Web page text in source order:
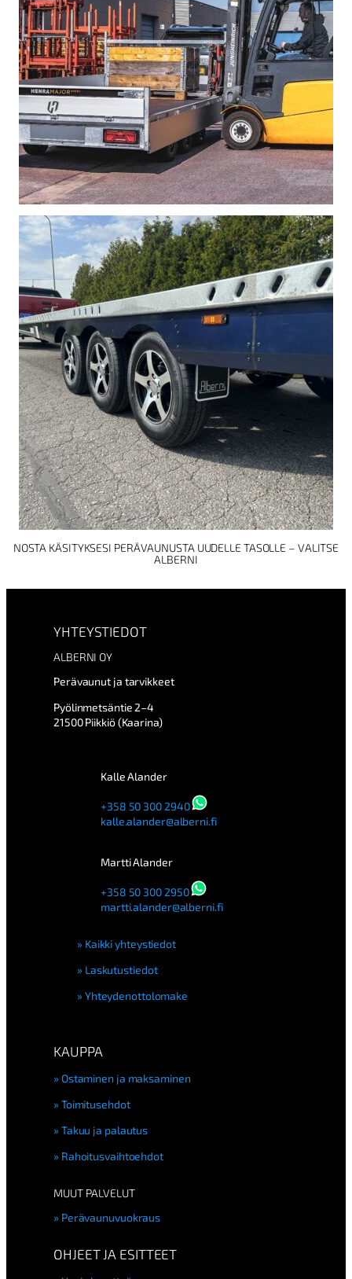
NOSTA KÄSITYKSESI PERÄVAUNUSTA UUDELLE TASOLLE – VALITSE
ALBERNI
YHTEYSTIEDOT
ALBERNI OY
Perävaunut ja tarvikkeet
Pyölinmetsäntie 2–4
21500 Piikkiö (Kaarina)
Kalle Alander
+358 50 300 2940
kalle.alander@alberni.fi
Martti Alander
+358 50 300 2950
martti.alander@alberni.fi
Kaikki yhteystiedot
Laskutustiedot
Yhteydenottolomake
KAUPPA
Ostaminen ja maksaminen
Toimitusehdot
Takuu ja palautus
Rahoitusvaihtoehdot
MUUT PALVELUT
Perävaunuvuokraus
OHJEET JA ESITTEET